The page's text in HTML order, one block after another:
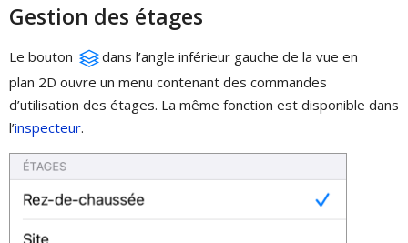
Gestion des étages
Le bouton
dans l’angle inférieur gauche de la vue en
plan 2D ouvre un menu contenant des commandes
d’utilisation des étages. La même fonction est disponible dans
l’inspecteur.